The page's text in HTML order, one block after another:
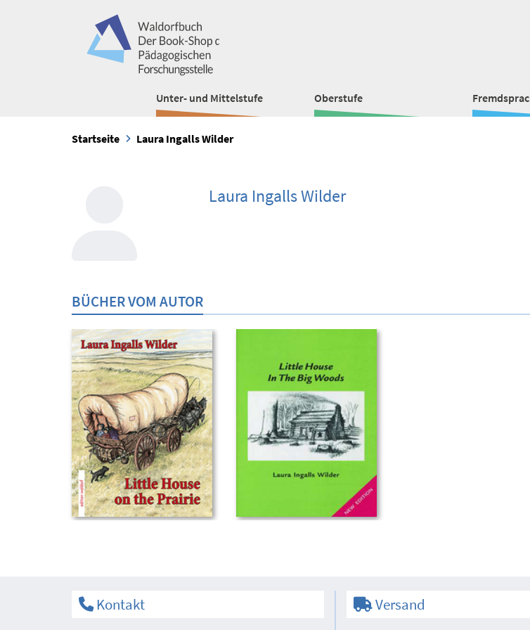
Unter- und Mittelstufe Oberstufe
Startseite Laura Ingalls Wilder
Laura Ingalls Wilder
BÜCHER VOM AUTOR
Kontakt Versand